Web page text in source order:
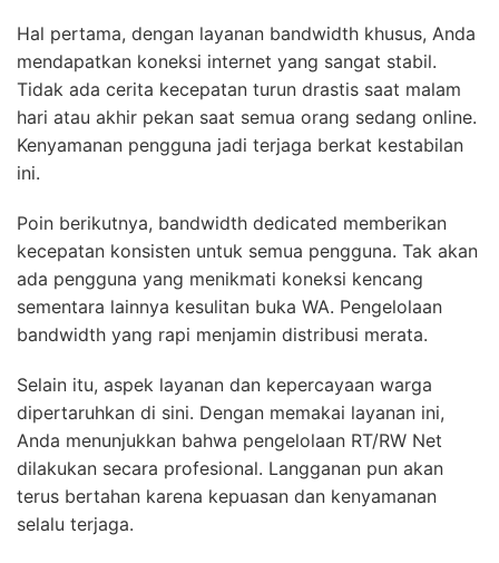
Hal pertama, dengan layanan bandwidth khusus, Anda
mendapatkan koneksi internet yang sangat stabil.
Tidak ada cerita kecepatan turun drastis saat malam
hari atau akhir pekan saat semua orang sedang online.
Kenyamanan pengguna jadi terjaga berkat kestabilan
ini.
Poin berikutnya, bandwidth dedicated memberikan
kecepatan konsisten untuk semua pengguna. Tak akan
ada pengguna yang menikmati koneksi kencang
sementara lainnya kesulitan buka WA. Pengelolaan
bandwidth yang rapi menjamin distribusi merata.
Selain itu, aspek layanan dan kepercayaan warga
dipertaruhkan di sini. Dengan memakai layanan ini,
Anda menunjukkan bahwa pengelolaan RT/RW Net
dilakukan secara profesional. Langganan pun akan
terus bertahan karena kepuasan dan kenyamanan
selalu terjaga.